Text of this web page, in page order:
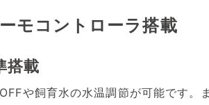
モコントローラ搭載
搭載
や飼育水の水温調節が可能です。